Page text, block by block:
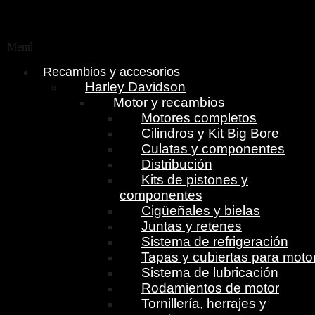
Menú
Recambios y accesorios
Harley Davidson
Motor y recambios
Motores completos
Cilindros y Kit Big Bore
Culatas y componentes
Distribución
Kits de pistones y
componentes
Cigüeñales y bielas
Juntas y retenes
Sistema de refrigeración
Tapas y cubiertas para
Sistema de lubricación
Rodamientos de motor
Tornillería, herrajes y